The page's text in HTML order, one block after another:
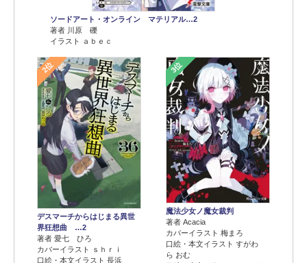
ソードアート・オンライン マテリアル…2
著者 川原 礫
イラスト ａｂｅｃ
2位
デスマーチからはじまる異世
界狂想曲 …2
著者 愛七 ひろ
カバーイラスト ｓｈｒｉ
口絵・本文イラスト 長浜
3位
魔法少女ノ魔女裁判
著者 Acacia
カバーイラスト 梅まろ
口絵・本文イラスト すがわ
ら おむ